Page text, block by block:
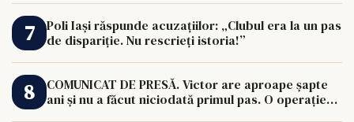
Poli Iași răspunde acuzațiilor: „Clubul era la un pas
de dispariție. Nu rescrieți istoria!”
COMUNICAT DE PRESĂ. Victor are aproape șapte
ani și nu a făcut niciodată primul pas. O operație